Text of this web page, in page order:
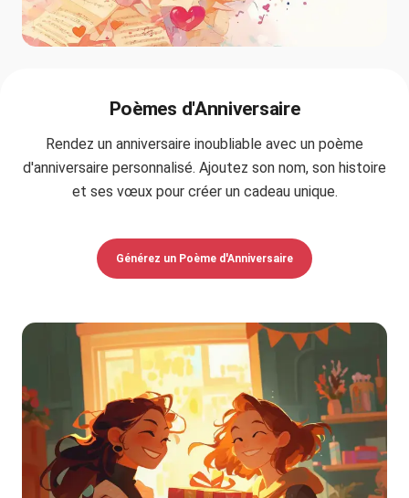
Poèmes d'Anniversaire
Rendez un anniversaire inoubliable avec un poème
d'anniversaire personnalisé. Ajoutez son nom, son histoire
et ses vœux pour créer un cadeau unique.
Générez un Poème d'Anniversaire